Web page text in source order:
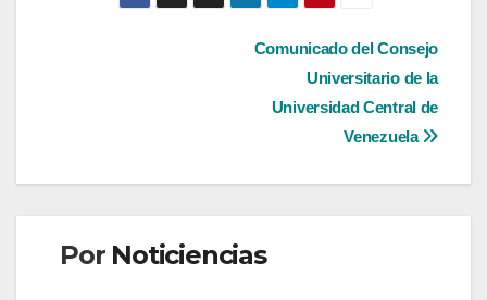
Comunicado del Consejo
Universitario de la
Universidad Central de
Venezuela
Por Noticiencias